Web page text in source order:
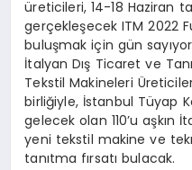
üreticileri, 14-18 Haziran
gerçekleşecek ITM 2022
buluşmak için gün
İtalyan Dış Ticaret ve
Tekstil Makineleri
birliğiyle, İstanbul Tüyap
gelecek olan 110’u aşkın
yeni tekstil makine ve
tanıtma fırsatı bulacak.